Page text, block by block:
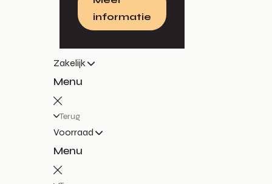
informatie
Zakelijk
Menu
Terug
Voorraad
Menu